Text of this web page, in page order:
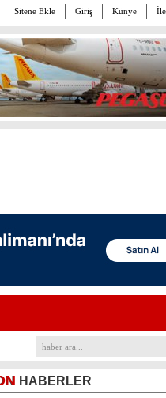
Sitene Ekle Giriş Künye
HABERLER